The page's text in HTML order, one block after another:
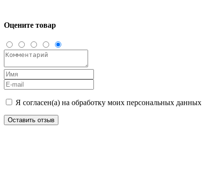
Оцените товар
Я согласен(а) на обработку моих персональных данных
Оставить отзыв